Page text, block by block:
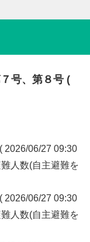
号、第８号 (
2026/06/27 09:30
人数(自主避難を
2026/06/27 09:30
人数(自主避難を